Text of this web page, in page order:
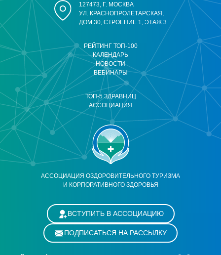
АССОЦИАЦИЯ ОЗДОРОВИТЕЛЬНОГО ТУРИЗМА
И КОРПОРАТИВНОГО ЗДОРОВЬЯ
РЕЙТИНГ ТОП-100
КАЛЕНДАРЬ
НОВОСТИ
ВЕБИНАРЫ
ТОП-5 ЗДРАВНИЦ
АССОЦИАЦИЯ
127473, Г. МОСКВА
УЛ. КРАСНОПРОЛЕТАРСКАЯ,
ДОМ 30, СТРОЕНИЕ 1, ЭТАЖ 3
ВСТУПИТЬ В АССОЦИАЦИЮ
ПОДПИСАТЬСЯ НА РАССЫЛКУ